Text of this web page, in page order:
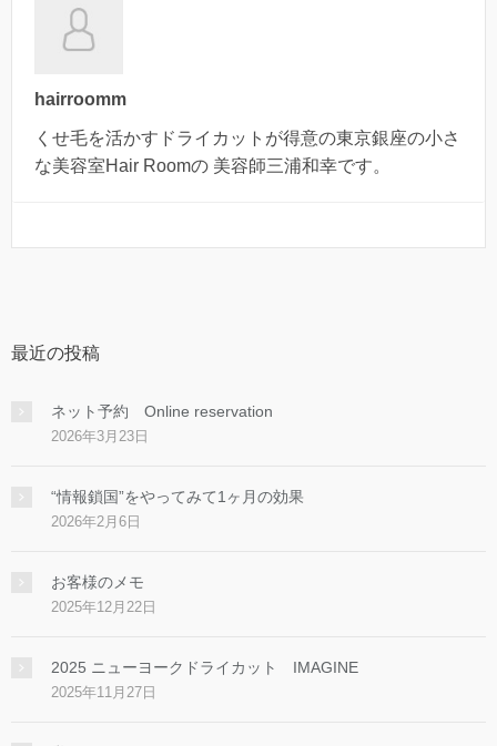
hairroomm
くせ毛を活かすドライカットが得意の東京銀座の小さ
な美容室Hair Roomの 美容師三浦和幸です。
最近の投稿
ネット予約 Online reservation
2026年3月23日
“情報鎖国”をやってみて1ヶ月の効果
2026年2月6日
お客様のメモ
2025年12月22日
2025 ニューヨークドライカット IMAGINE
2025年11月27日